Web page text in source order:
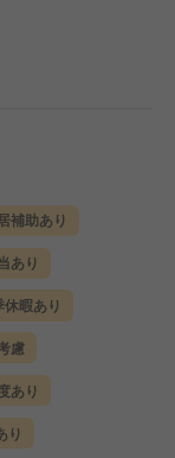
補助あり
あり
休暇あり
慮
あり
り